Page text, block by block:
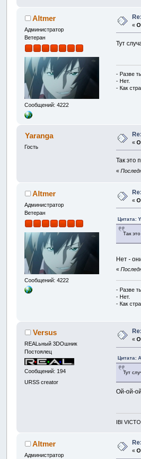
Altmer
Администратор
Ветеран
Сообщений: 4222
«
Тут
- Разве
- Нет.
- Как
Yaranga
Гость
«
Так это
«
Altmer
Администратор
Ветеран
Сообщений: 4222
«
Цитата:
Так
Нет -
«
- Разве
- Нет.
- Как
Versus
REALьный 3DOшник
Постоялец
Сообщений: 194
URSS creator
«
Цитата:
Тут
Ой-ой-
IBI
Altmer
Администратор
«